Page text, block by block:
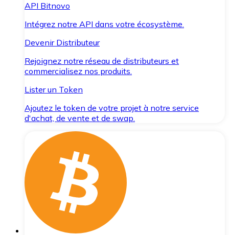
API Bitnovo
Intégrez notre API dans votre écosystème.
Devenir Distributeur
Rejoignez notre réseau de distributeurs et
commercialisez nos produits.
Lister un Token
Ajoutez le token de votre projet à notre service
d'achat, de vente et de swap.